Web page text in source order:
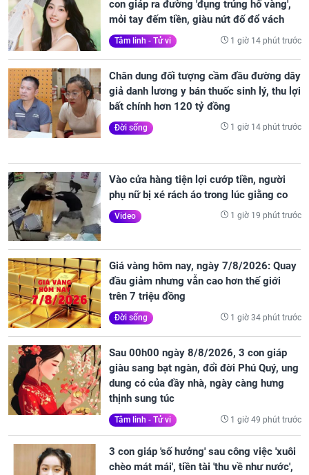
con giáp ra đường 'đụng trúng hố vàng',
mỏi tay đếm tiền, giàu nứt đố đổ vách
Tâm linh - Tử vi 1 giờ 14 phút trước
Chân dung đối tượng cầm đầu đường dây
giả danh lương y bán thuốc sinh lý, thu lợi
bất chính hơn 120 tỷ đồng
Đời sống 1 giờ 14 phút trước
Vào cửa hàng tiện lợi cướp tiền, người
phụ nữ bị xé rách áo trong lúc giằng co
Video 1 giờ 19 phút trước
Giá vàng hôm nay, ngày 7/8/2026: Quay
đầu giảm nhưng vẫn cao hơn thế giới
trên 7 triệu đồng
Đời sống 1 giờ 34 phút trước
Sau 00h00 ngày 8/8/2026, 3 con giáp
giàu sang bạt ngàn, đổi đời Phú Quý, ung
dung có của đầy nhà, ngày càng hưng
thịnh sung túc
Tâm linh - Tử vi 1 giờ 49 phút trước
3 con giáp 'số hưởng' sau công việc 'xuôi
chèo mát mái', tiền tài 'thu về như nước',